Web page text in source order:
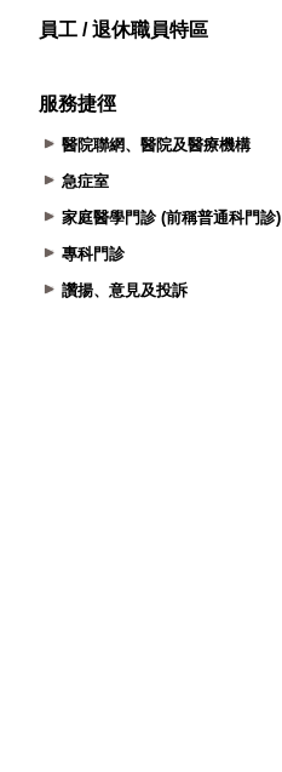
員工 / 退休職員特區
服務捷徑
醫院聯網、醫院及醫療機構
急症室
家庭醫學門診 (前稱普通科門診)
專科門診
讚揚、意見及投訴